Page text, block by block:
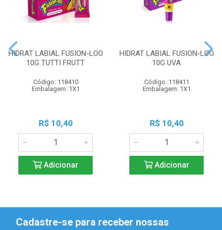
HIDRAT LABIAL FUSION-LOO
10G TUTTI FRUTT
Código: 118410
Embalagem: 1X1
R$ 10,40
Adicionar
HIDRAT LABIAL FUSION-LOO
10G UVA
Código: 118411
Embalagem: 1X1
R$ 10,40
Adicionar
Cadastre-se para receber nossas